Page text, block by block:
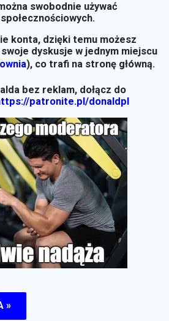
swobodnie używać
konta, dzięki temu możesz
dyskusje w jednym miejscu
), co trafi na stronę główną.
bez reklam, dołącz do
patronite.pl/donaldpl
»